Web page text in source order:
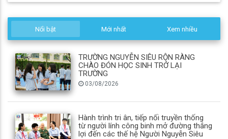
Nổi bật Mới nhất Xem nhiều
TRƯỜNG NGUYỄN SIÊU RỘN RÀNG
CHÀO ĐÓN HỌC SINH TRỞ LẠI
TRƯỜNG
03/08/2026
Hành trình tri ân, tiếp nối truyền thống
từ người lính công binh mở đường thắng
lợi đến các thế hệ Người Nguyễn Siêu